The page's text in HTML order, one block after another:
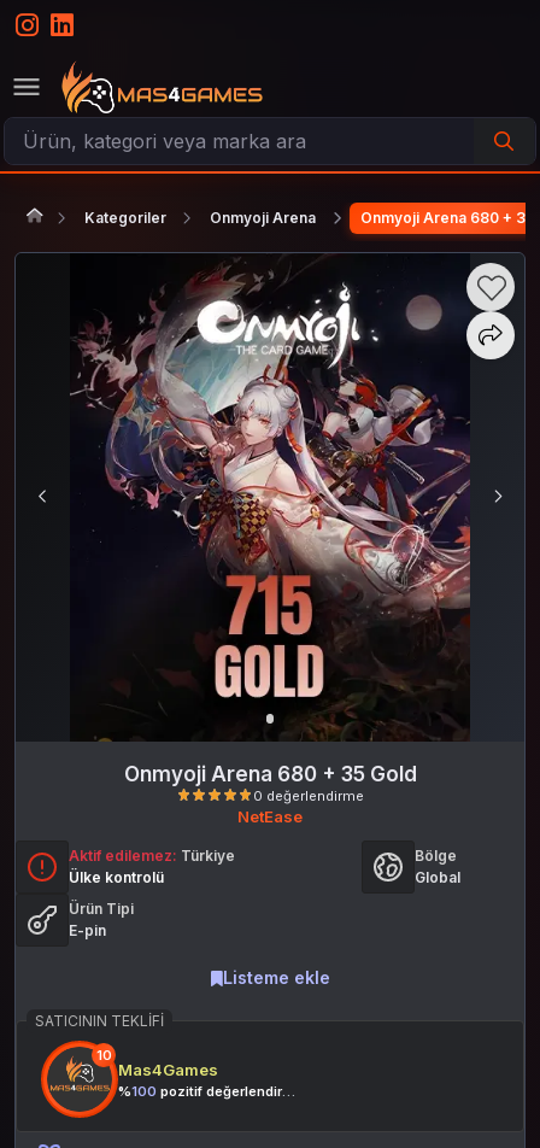
Kategoriler Onmyoji Arena Onmyoji Arena 680 + 35
Onmyoji Arena 680 + 35 Gold
NetEase
Aktif edilemez: Türkiye
Ülke kontrolü
Bölge
Global
Ürün Tipi
E-pin
Listeme ekle
SATICININ TEKLIFI
10
Mas4Games
%100 pozitif değerlendirme